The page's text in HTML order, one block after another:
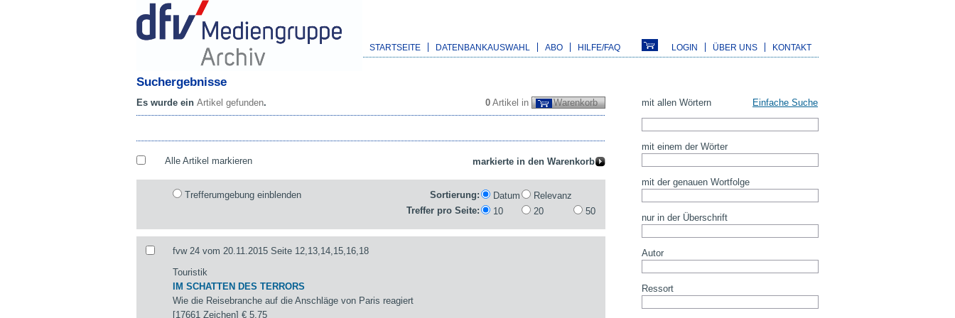
STARTSEITE DATENBANKAUSWAHL ABO HILFE/FAQ LOGIN ÜBER UNS KONTAKT
Suchergebnisse
0 Artikel in Warenkorb
Es wurde ein Artikel gefunden.
Alle Artikel markieren
Trefferumgebung einblenden Sortierung: Datum
Relevanz
Treffer pro Seite:
10 20 50
fvw 24 vom 20.11.2015 Seite 12,13,14,15,16,18
Touristik
IM SCHATTEN DES TERRORS
Wie die Reisebranche auf die Anschläge von Paris reagiert
[17661 Zeichen]€ 5,75
mit allen Wörtern Einfache Suche
mit einem der Wörter
mit der genauen Wortfolge
nur in der Überschrift
Autor
Ressort